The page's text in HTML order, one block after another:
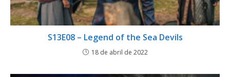
S13E08 – Legend of the Sea Devils
18 de abril de 2022